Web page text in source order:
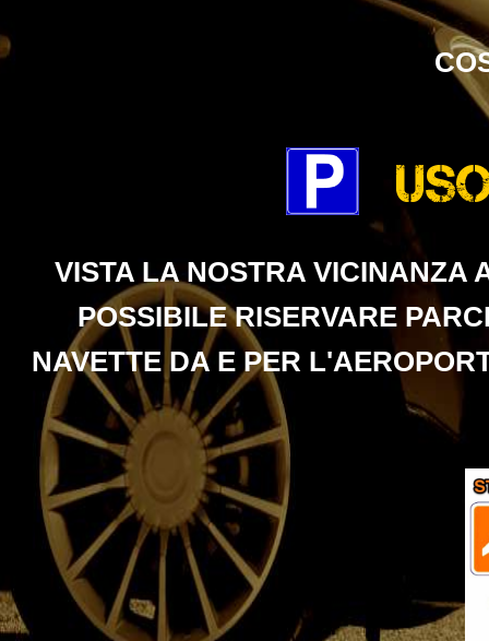
VISTA LA NOSTRA VICINANZA
POSSIBILE RISERVARE
NAVETTE DA E PER